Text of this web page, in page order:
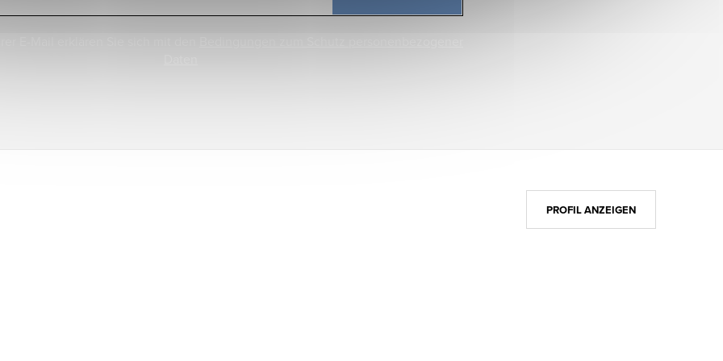
PROFIL ANZEIGEN